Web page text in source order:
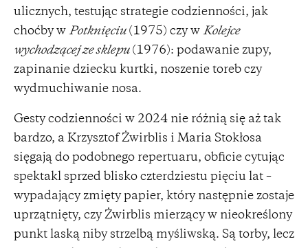
ulicznych, testując strategie codzienności, jak
choćby w Potknięciu(1975) czy w Kolejce
wychodzącej ze sklepu(1976): podawanie zupy,
zapinanie dziecku kurtki, noszenie toreb czy
wydmuchiwanie nosa.
Gesty codzienności w 2024 nie różnią się aż tak
bardzo, a Krzysztof Żwirblis i Maria Stokłosa
sięgają do podobnego repertuaru, obficie cytując
spektakl sprzed blisko czterdziestu pięciu lat –
wypadający zmięty papier, który następnie zostaje
uprzątnięty, czy Żwirblis mierzący w nieokreślony
punkt laską niby strzelbą myśliwską. Są torby, lecz